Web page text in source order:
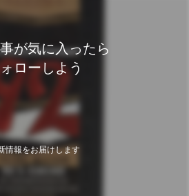
が気に入ったら
ローしよう
情報をお届けします